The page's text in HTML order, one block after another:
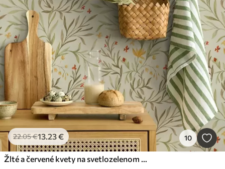
22.05€13.23€ 10
Žlté a červené kvety na svetlozelenom pozadí